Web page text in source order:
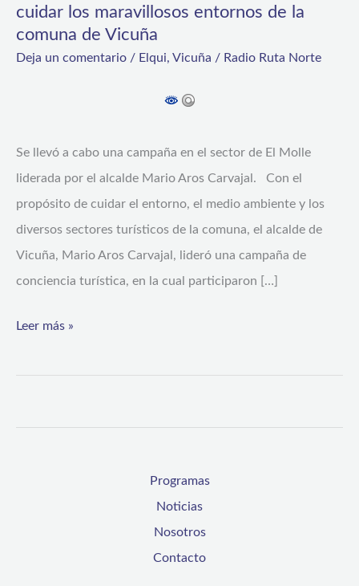
cuidar los maravillosos entornos de la
comuna de Vicuña
Deja un comentario / Elqui, Vicuña / Radio Ruta Norte
Se llevó a cabo una campaña en el sector de El Molle
liderada por el alcalde Mario Aros Carvajal. Con el
propósito de cuidar el entorno, el medio ambiente y los
diversos sectores turísticos de la comuna, el alcalde de
Vicuña, Mario Aros Carvajal, lideró una campaña de
conciencia turística, en la cual participaron […]
de
la
Leer más »
Programas
Noticias
Nosotros
Contacto